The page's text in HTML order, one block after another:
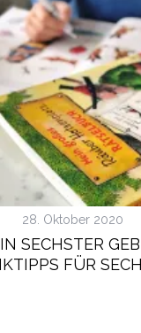
28. Oktober 2020
SECHSTER
FÜR